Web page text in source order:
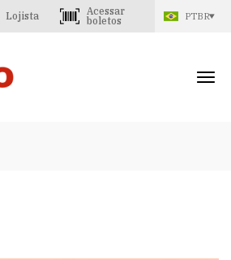
Lojista
Acessar
boletos
PTBR